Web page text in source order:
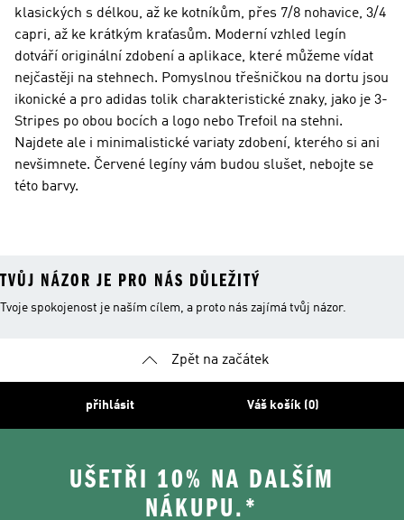
klasických s délkou, až ke kotníkům, přes 7/8 nohavice, 3/4
capri, až ke krátkým kraťasům. Moderní vzhled legín
dotváří originální zdobení a aplikace, které můžeme vídat
nejčastěji na stehnech. Pomyslnou třešničkou na dortu jsou
ikonické a pro adidas tolik charakteristické znaky, jako je 3-
Stripes po obou bocích a logo nebo Trefoil na stehni.
Najdete ale i minimalistické variaty zdobení, kterého si ani
nevšimnete. Červené legíny vám budou slušet, nebojte se
této barvy.
TVŮJ NÁZOR JE PRO NÁS DŮLEŽITÝ
Tvoje spokojenost je naším cílem, a proto nás zajímá tvůj názor.
Zpět na začátek
přihlásit Váš košík (0)
UŠETŘI 10% NA DALŠÍM
NÁKUPU.*